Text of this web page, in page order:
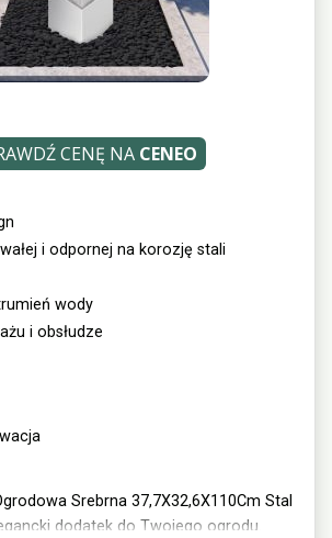
i odpornej na korozję stali
wody
i obsłudze
Srebrna 37,7X32,6X110Cm Stal
dodatek do Twojego ogrodu.
CENĘ NA CENEO